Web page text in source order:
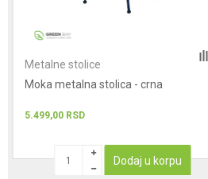
Metalne stolice
Moka metalna stolica - crna
5.499,00 RSD
Dodaj u korpu